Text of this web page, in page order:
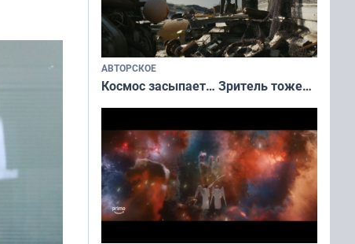
АВТОРСКОЕ
Космос засыпает… Зритель тоже…